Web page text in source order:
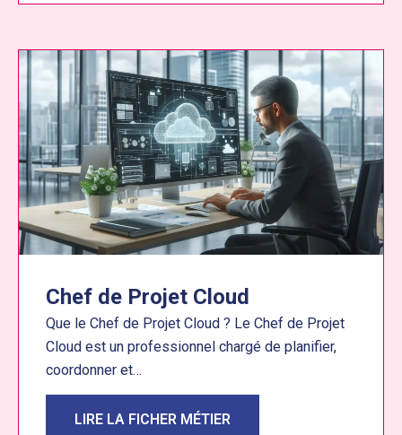
Chef de Projet Cloud
Que le Chef de Projet Cloud ? Le Chef de Projet
Cloud est un professionnel chargé de planifier,
coordonner et…
LIRE LA FICHER MÉTIER